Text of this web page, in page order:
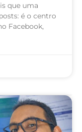
que uma
é o centro
Facebook,